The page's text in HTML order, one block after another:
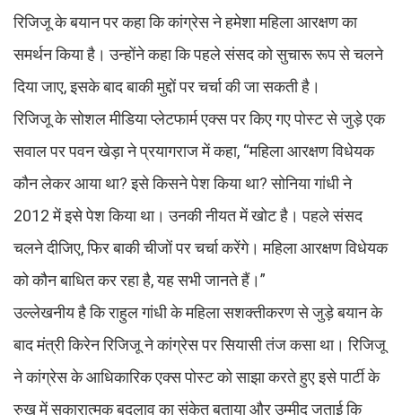
रिजिजू के बयान पर कहा कि कांग्रेस ने हमेशा महिला आरक्षण का
समर्थन किया है। उन्होंने कहा कि पहले संसद को सुचारू रूप से चलने
दिया जाए, इसके बाद बाकी मुद्दों पर चर्चा की जा सकती है।
रिजिजू के सोशल मीडिया प्लेटफार्म एक्स पर किए गए पोस्ट से जुड़े एक
सवाल पर पवन खेड़ा ने प्रयागराज में कहा, “महिला आरक्षण विधेयक
कौन लेकर आया था? इसे किसने पेश किया था? सोनिया गांधी ने
2012 में इसे पेश किया था। उनकी नीयत में खोट है। पहले संसद
चलने दीजिए, फिर बाकी चीजों पर चर्चा करेंगे। महिला आरक्षण विधेयक
को कौन बाधित कर रहा है, यह सभी जानते हैं।”
उल्लेखनीय है कि राहुल गांधी के महिला सशक्तीकरण से जुड़े बयान के
बाद मंत्री किरेन रिजिजू ने कांग्रेस पर सियासी तंज कसा था। रिजिजू
ने कांग्रेस के आधिकारिक एक्स पोस्ट को साझा करते हुए इसे पार्टी के
रुख में सकारात्मक बदलाव का संकेत बताया और उम्मीद जताई कि